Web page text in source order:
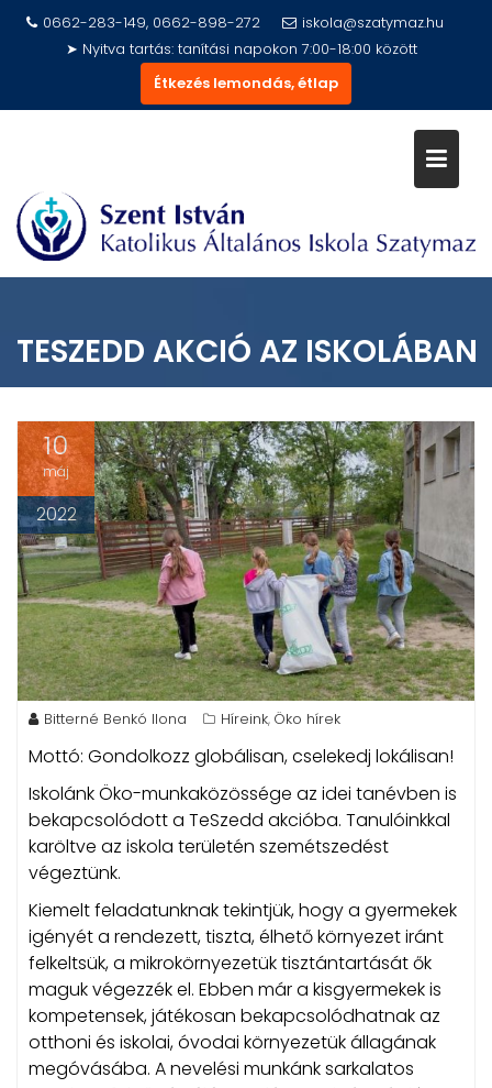
0662-283-149, 0662-898-272
iskola@szatymaz.hu
➤ Nyitva tartás: tanítási napokon 7:00-18:00 között
Étkezés lemondás, étlap
TESZEDD AKCIÓ AZ ISKOLÁBAN
10
máj
2022
Bitterné Benkó Ilona Híreink, Öko hírek
Mottó: Gondolkozz globálisan, cselekedj lokálisan!
Iskolánk Öko-munkaközössége az idei tanévben is
bekapcsolódott a TeSzedd akcióba. Tanulóinkkal
karöltve az iskola területén szemétszedést
végeztünk.
Kiemelt feladatunknak tekintjük, hogy a gyermekek
igényét a rendezett, tiszta, élhető környezet iránt
felkeltsük, a mikrokörnyezetük tisztántartását ők
maguk végezzék el. Ebben már a kisgyermekek is
kompetensek, játékosan bekapcsolódhatnak az
otthoni és iskolai, óvodai környezetük állagának
megóvásába. A nevelési munkánk sarkalatos